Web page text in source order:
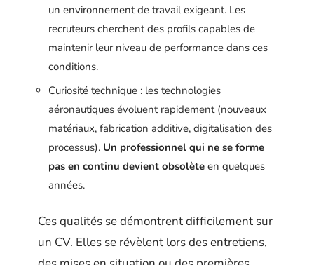
un environnement de travail exigeant. Les
recruteurs cherchent des profils capables de
maintenir leur niveau de performance dans ces
conditions.
Curiosité technique : les technologies
aéronautiques évoluent rapidement (nouveaux
matériaux, fabrication additive, digitalisation des
processus). Un professionnel qui ne se forme
pas en continu devient obsolète en quelques
années.
Ces qualités se démontrent difficilement sur
un CV. Elles se révèlent lors des entretiens,